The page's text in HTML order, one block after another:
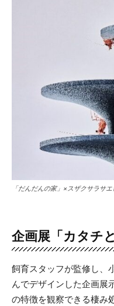
「だんだんの家」×スザクサラサエ
企画展「カタチ
飼育スタッフが監修し、
んでデザインした企画展
の特徴を観察できる棲み